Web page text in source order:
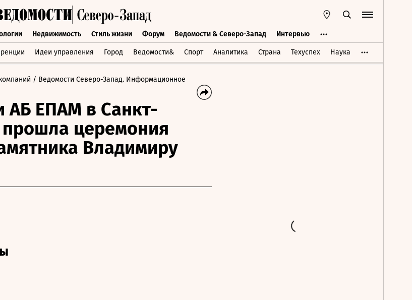
Недвижимость Стиль жизни Форум Ведомости & Северо-Запад Интервью
Идеи управления Город Ведомости& Спорт Аналитика Страна Техуспех Наука
Недвижимость Стиль жизни Форум Ведомости & Северо-Запад Интервью
/ Ведомости Северо-Запад. Информационное
АБ ЕПАМ в Санкт-
прошла церемония
Владимиру